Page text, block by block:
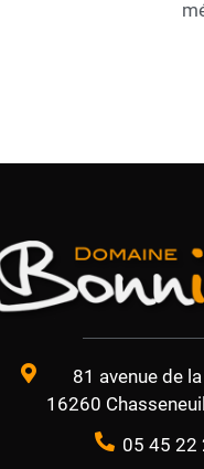
81 avenue de
16260
05 45 22